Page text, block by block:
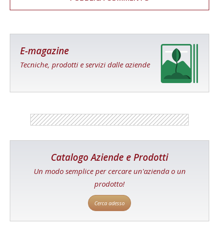
E-magazine
Tecniche, prodotti e servizi dalle aziende
Catalogo Aziende e Prodotti
Un modo semplice per cercare un'azienda o un
prodotto!
Cerca adesso